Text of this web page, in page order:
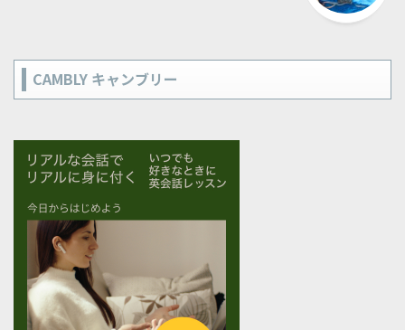
CAMBLY キャンブリー